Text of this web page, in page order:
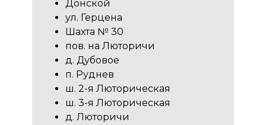
Донской
ул. Герцена
Шахта № 30
пов. на Люторичи
д. Дубовое
п. Руднев
ш. 2-я Люторическая
ш. 3-я Люторическая
д. Люторичи